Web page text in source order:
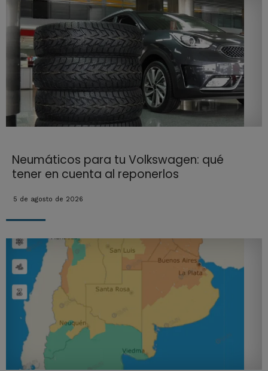
Neumáticos para tu Volkswagen: qué
tener en cuenta al reponerlos
5 de agosto de 2026